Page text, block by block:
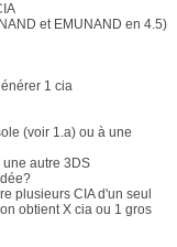
et EMUNAND en 4.5)
1 cia
(voir 1.a) ou à une
autre 3DS
plusieurs CIA d'un seul
obtient X cia ou 1 gros